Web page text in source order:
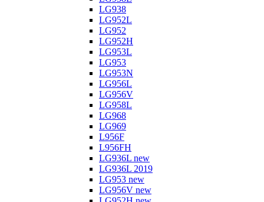
LG938
LG952L
LG952
LG952H
LG953L
LG953
LG953N
LG956L
LG956V
LG958L
LG968
LG969
L956F
L956FH
LG936L new
LG936L 2019
LG953 new
LG956V new